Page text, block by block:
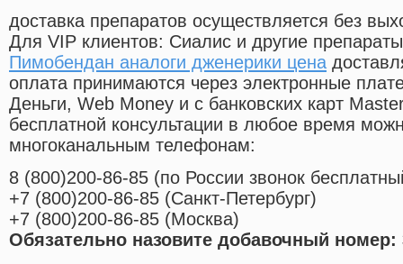
доставка препаратов осуществляется без
Для VIP клиентов: Сиалис и другие
Пимобендан аналоги дженерики цена
оплата принимаются через электронные
Деньги, Web Money и с банковских карт
бесплатной консультации в любое время
многоканальным телефонам:
8 (800)200-86-85 (по России звонок
+7 (800)200-86-85 (Санкт-Петербург)
+7 (800)200-86-85 (Москва)
Обязательно назовите добавочный номер: